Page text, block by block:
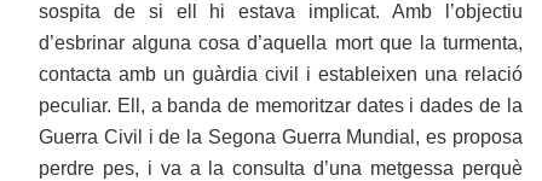
sospita de si ell hi estava implicat. Amb l’objectiu
d’esbrinar alguna cosa d’aquella mort que la turmenta,
contacta amb un guàrdia civil i estableixen una relació
peculiar. Ell, a banda de memoritzar dates i dades de la
Guerra Civil i de la Segona Guerra Mundial, es proposa
perdre pes, i va a la consulta d’una metgessa perquè